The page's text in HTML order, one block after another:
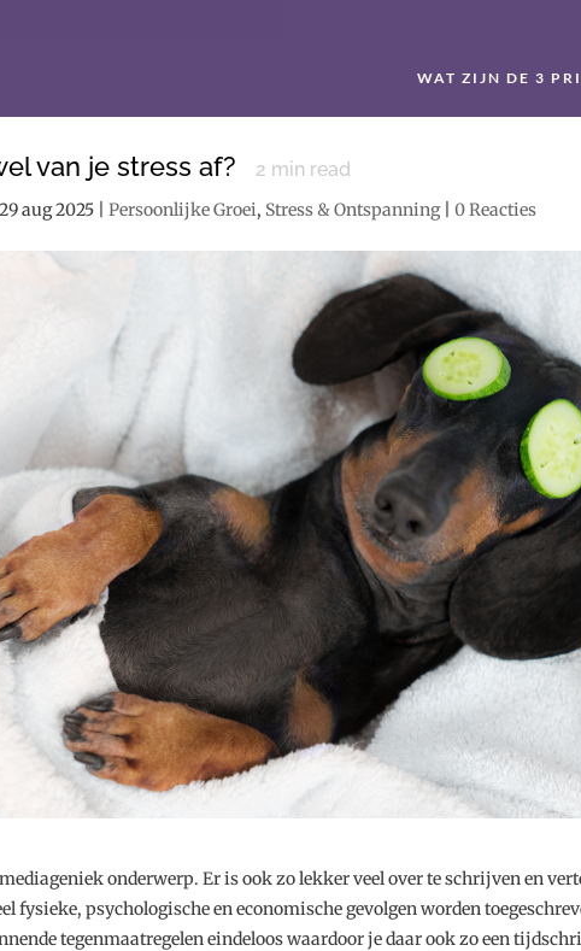
WAT ZIJN DE 3
van je stress af? 2 min read
29 aug 2025 Persoonlijke Groei, Stress & Ontspanning| 0 Reacties
mediageniek onderwerp. Er is ook zo lekker veel over te schrijven en
fysieke, psychologische en economische gevolgen worden
tegenmaatregelen eindeloos waardoor je daar ook zo een